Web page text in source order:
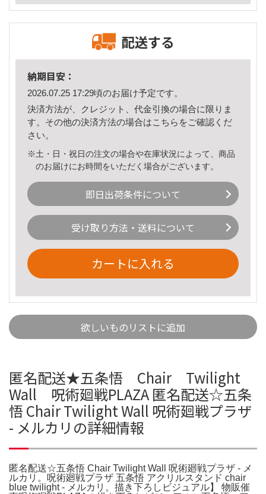
配送する
納期目安：
2026.07.25 17:29頃のお届け予定です。
決済方法が、クレジット、代金引換の場合に限りま
す。その他の決済方法の場合はこちら をご確認くだ
さい。
※土・日・祝日の注文の場合や在庫状況によって、商品
のお届けにお時間をいただく場合がございます。
即日出荷条件について
受け取り方法・送料について
カートに入れる
欲しいものリストに追加
匿名配送★五条悟 Chair Twilight
Wall 呪術廻戦PLAZA 匿名配送☆五条
悟 Chair Twilight Wall 呪術廻戦プラザ
- メルカリの詳細情報
匿名配送☆五条悟 Chair Twilight Wall 呪術廻戦プラザ - メ
ルカリ。呪術廻戦プラザ 五条悟 アクリルスタンド chair
blue twilight - メルカリ。描き下ろしビジュアル】 物販催